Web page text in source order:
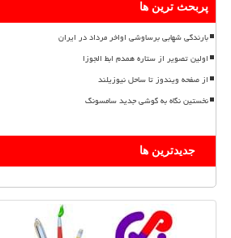
پربحث ترین ها
بارندگی شهابی برساوشی اواخر مرداد در ایران
اولین تصویر از ستاره همدم ابط الجوزا
از صفحه ویندوز تا ساحل نیوزیلند
نخستین نگاه به گوشی جدید سامسونگ
جدیدترین ها